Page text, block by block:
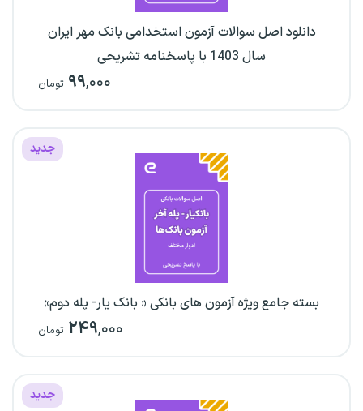
دانلود اصل سوالات آزمون استخدامی بانک مهر ایران
سال 1403 با پاسخنامه تشریحی
۹۹,۰۰۰ تومان
جدید
بسته جامع ویژه آزمون های بانکی « بانک یار- پله دوم»
۲۴۹,۰۰۰ تومان
جدید